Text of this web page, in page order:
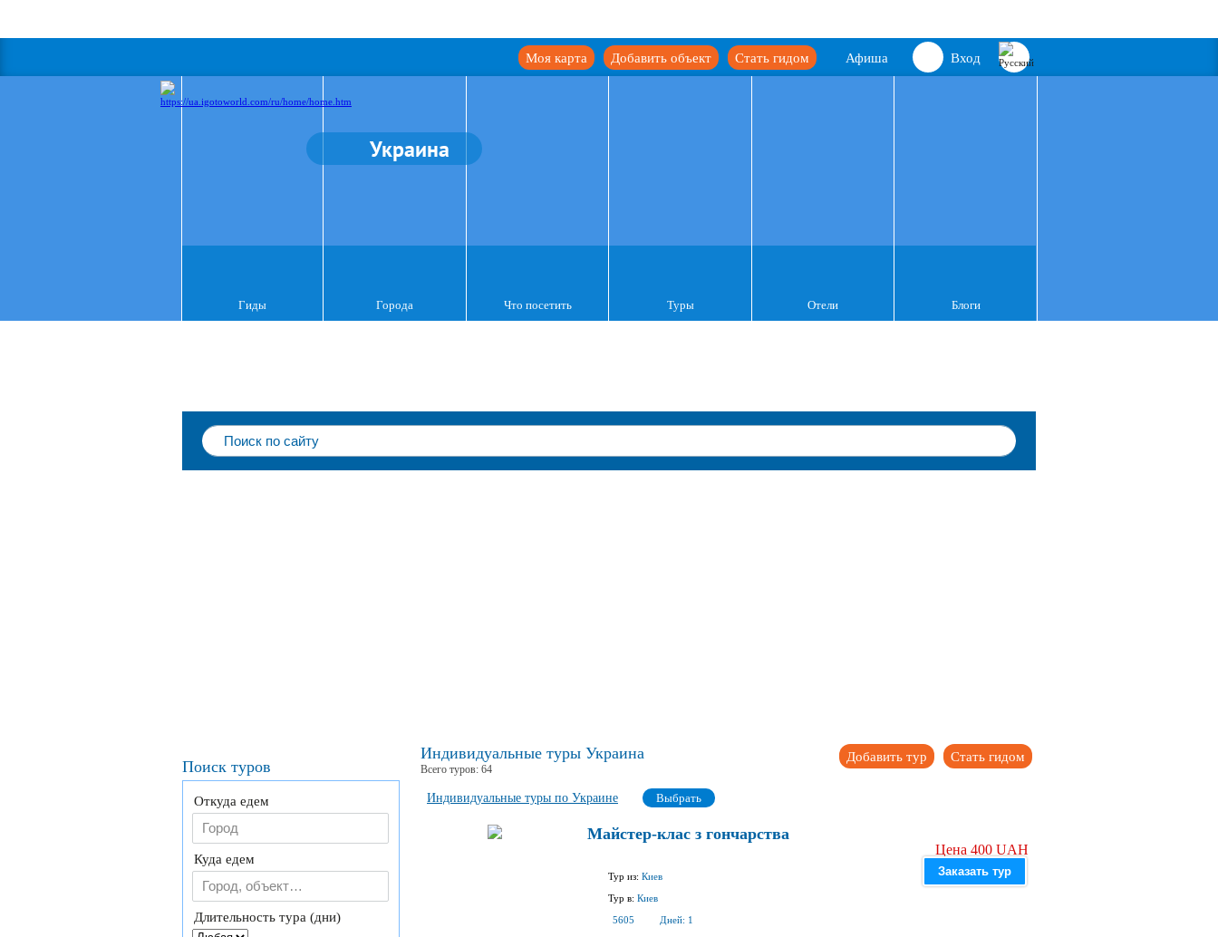
Вход
Афиша
Стать гидом
Добавить объект
Моя карта
Украина
Гиды Города Что посетить Туры Отели Блоги
Индивидуальные туры Украина Стать гидом
Добавить тур
Всего туров: 64
Индивидуальные туры по Украине Выбрать
Майстер-клас з гончарства
Тур из: Киев
Тур в: Киев
5605
Дней: 1
Цена 400 UAH
Заказать тур
Поиск туров
Откуда едем
Куда едем
Длительность тура (дни)